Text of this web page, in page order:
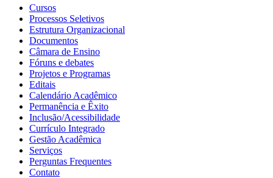
Cursos
Processos Seletivos
Estrutura Organizacional
Documentos
Câmara de Ensino
Fóruns e debates
Projetos e Programas
Editais
Calendário Acadêmico
Permanência e Êxito
Inclusão/Acessibilidade
Currículo Integrado
Gestão Acadêmica
Serviços
Perguntas Frequentes
Contato